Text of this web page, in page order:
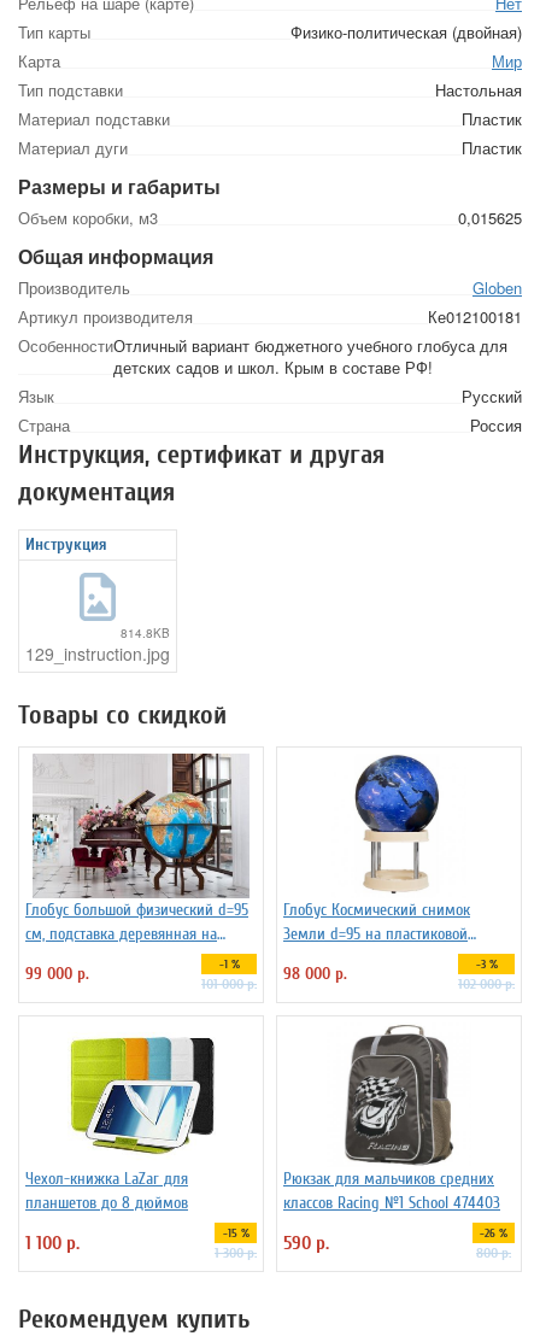
Тип карты
Физико-политическая (двойная)
Карта
Мир
Тип подставки
Настольная
Материал подставки
Пластик
Материал дуги
Пластик
Размеры и габариты
Объем коробки, м3 0,015625
Общая информация
Производитель
Globen
Артикул производителя
Ке012100181
ОсобенностиОтличный вариант бюджетного учебного глобуса для
детских садов и школ. Крым в составе РФ!
Язык
Русский
Страна
Россия
Инструкция, сертификат и другая
документация
Инструкция
814.8KB
129_instruction.jpg
Товары со скидкой
Глобус большой физический d=95
см, подставка деревянная на
99 000 р. -1 %
101 000 р.
Глобус Космический снимок
Земли d=95 на пластиковой
98 000 р. -3 %
102 000 р.
Чехол-книжка LaZar для
планшетов до 8 дюймов
1 100 р. -15 %
1 300 р.
Рюкзак для мальчиков средних
классов Racing №1 School 474403
590 р. -26 %
800 р.
Рекомендуем купить